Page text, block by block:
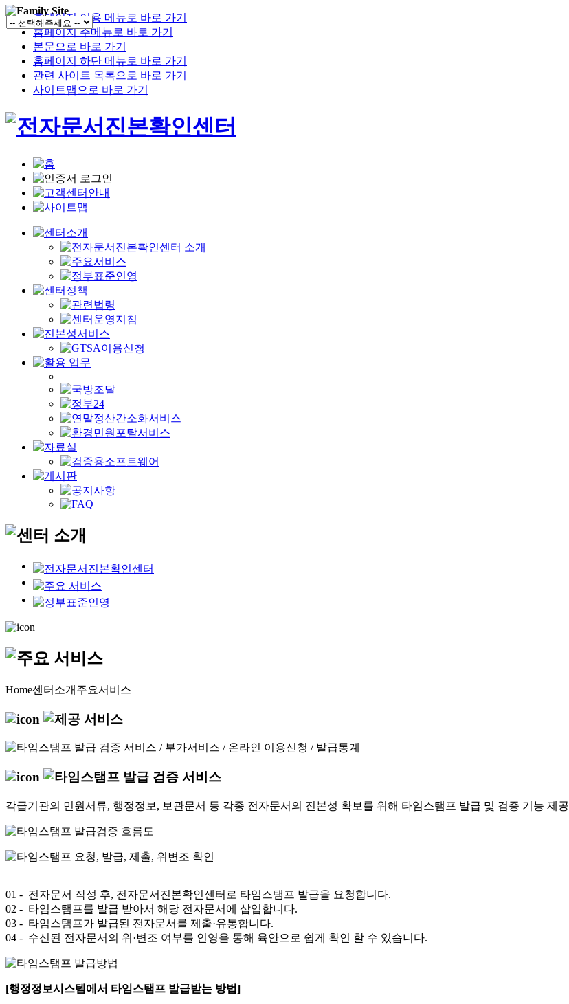
홈페이지 이용 메뉴로 바로 가기
홈페이지 주메뉴로 바로 가기
본문으로 바로 가기
홈페이지 하단 메뉴로 바로 가기
관련 사이트 목록으로 바로 가기
사이트맵으로 바로 가기
Home센터소개 주요서비스
각급기관의 민원서류, 행정정보, 보관문서 등 각종 전자문서의 진본성 확보를 위해 타임스탬프 발급 및 검증 기능 제공
01 - 전자문서 작성 후, 전자문서진본확인센터로 타임스탬프 발급을 요청합니다.
02 - 타임스탬프를 발급 받아서 해당 전자문서에 삽입합니다.
03 - 타임스탬프가 발급된 전자문서를 제출·유통합니다.
04 - 수신된 전자문서의 위·변조 여부를 인영을 통해 육안으로 쉽게 확인 할 수 있습니다.
[행정정보시스템에서 타임스탬프 발급받는 방법]